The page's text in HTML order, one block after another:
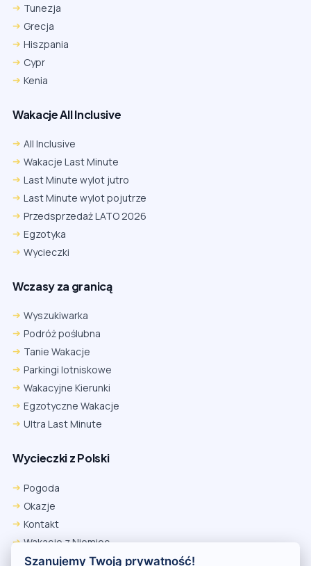
Tunezja
Grecja
Hiszpania
Cypr
Kenia
Wakacje All Inclusive
All Inclusive
Wakacje Last Minute
Last Minute wylot jutro
Last Minute wylot pojutrze
Przedsprzedaż LATO 2026
Egzotyka
Wycieczki
Wczasy za granicą
Wyszukiwarka
Podróż poślubna
Tanie Wakacje
Parkingi lotniskowe
Wakacyjne Kierunki
Egzotyczne Wakacje
Ultra Last Minute
Wycieczki z Polski
Pogoda
Okazje
Kontakt
Wakacje z Niemiec
Polityka Prywatności
Firefox
Ustawienia → Prywatność i bezpieczeństwo → Pliki cookie innych
firm → ustaw „Zezwalaj”.
Na czas rezerwacji nie blokuj cookies i śledzenia dla tej witryny.
Szanujemy Twoją prywatność!